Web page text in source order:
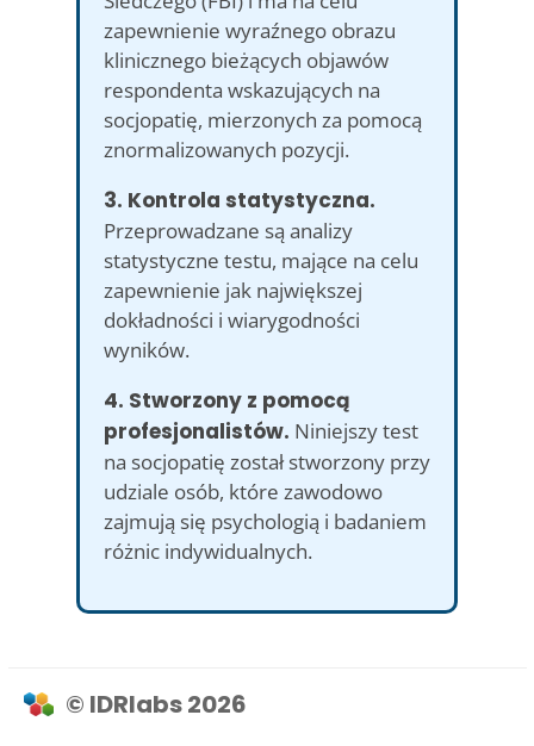
zapewnienie wyraźnego obrazu
klinicznego bieżących objawów
respondenta wskazujących na
socjopatię, mierzonych za pomocą
znormalizowanych pozycji.
3. Kontrola statystyczna.
Przeprowadzane są analizy
statystyczne testu, mające na celu
zapewnienie jak największej
dokładności i wiarygodności
wyników.
4. Stworzony z pomocą
profesjonalistów. Niniejszy test
na socjopatię został stworzony przy
udziale osób, które zawodowo
zajmują się psychologią i badaniem
różnic indywidualnych.
© IDRlabs 2026